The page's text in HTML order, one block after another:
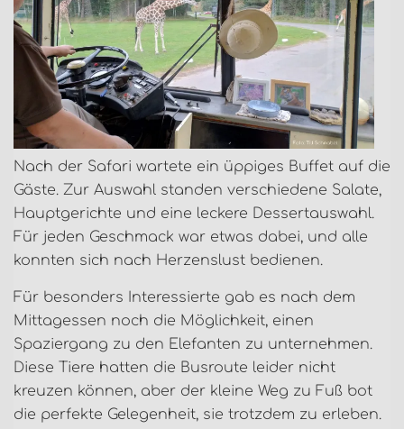
Nach der Safari wartete ein üppiges Buffet auf die
Gäste. Zur Auswahl standen verschiedene Salate,
Hauptgerichte und eine leckere Dessertauswahl.
Für jeden Geschmack war etwas dabei, und alle
konnten sich nach Herzenslust bedienen.
Für besonders Interessierte gab es nach dem
Mittagessen noch die Möglichkeit, einen
Spaziergang zu den Elefanten zu unternehmen.
Diese Tiere hatten die Busroute leider nicht
kreuzen können, aber der kleine Weg zu Fuß bot
die perfekte Gelegenheit, sie trotzdem zu erleben.